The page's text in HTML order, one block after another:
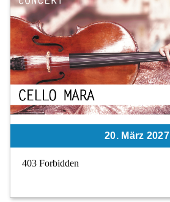
20. März 2027